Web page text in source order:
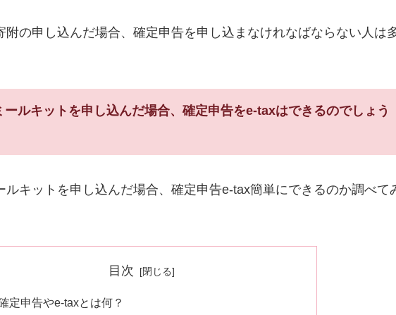
附の申し込んだ場合、確定申告を申し込まなけれなばならない人は
ルキットを申し込んだ場合、確定申告をe-taxはできるのでしょう
ルキットを申し込んだ場合、確定申告e-tax簡単にできるのか調べて
目次
定申告やe-taxとは何？